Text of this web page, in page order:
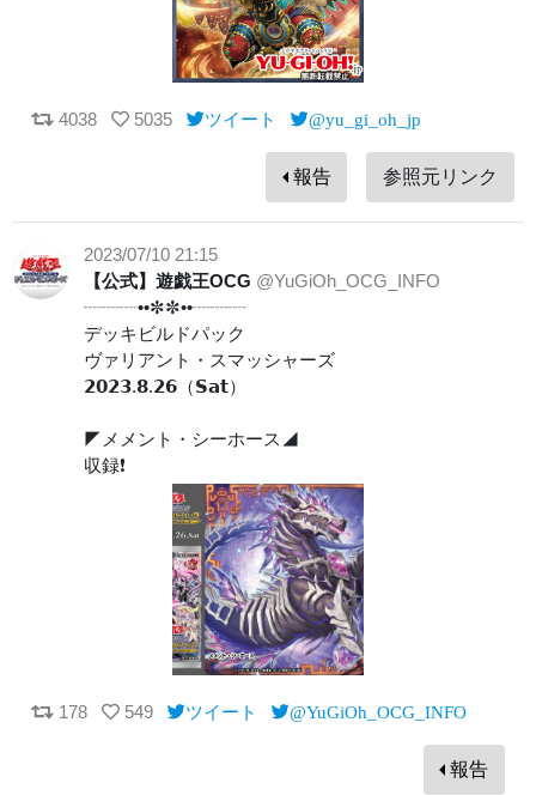
4038 5035 ツイート @yu_gi_oh_jp
報告 参照元リンク
2023/07/10 21:15
【公式】遊戯王OCG @YuGiOh_OCG_INFO
┈┈┈••✼✼••┈┈┈
デッキビルドパック
ヴァリアント・スマッシャーズ
𝟮𝟬𝟮𝟯.𝟴.𝟮𝟲（𝗦𝗮𝘁）
◤メメント・シーホース◢
収録❗️
178 549 ツイート @YuGiOh_OCG_INFO
報告